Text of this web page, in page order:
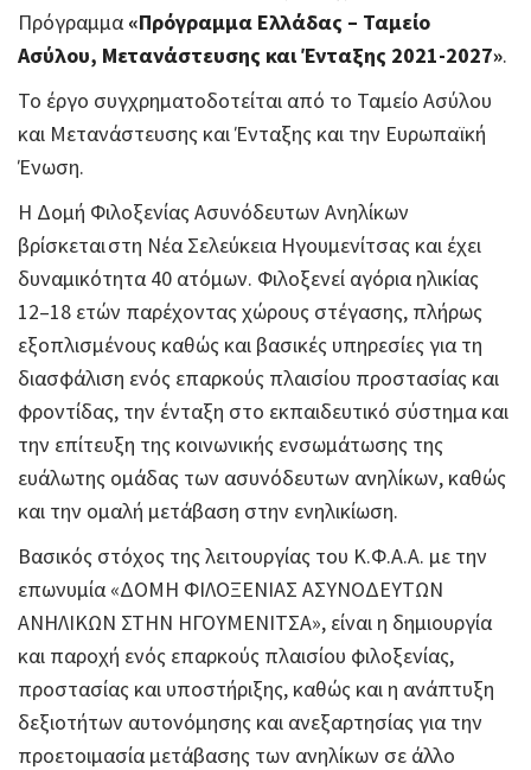
Πρόγραμμα«Πρόγραμμα Ελλάδας – Ταμείο
Ασύλου, Μετανάστευσης και Ένταξης 2021-2027».
Το έργο συγχρηματοδοτείται από το Ταμείο Ασύλου
και Μετανάστευσης και Ένταξης και την Ευρωπαϊκή
Ένωση.
Η Δομή Φιλοξενίας Ασυνόδευτων Ανηλίκων
βρίσκεται στη Νέα Σελεύκεια Ηγουμενίτσας και έχει
δυναμικότητα 40 ατόμων. Φιλοξενεί αγόρια ηλικίας
12–18 ετών παρέχοντας χώρους στέγασης, πλήρως
εξοπλισμένους καθώς και βασικές υπηρεσίες για τη
διασφάλιση ενός επαρκούς πλαισίου προστασίας και
φροντίδας, την ένταξη στο εκπαιδευτικό σύστημα και
την επίτευξη της κοινωνικής ενσωμάτωσης της
ευάλωτης ομάδας των ασυνόδευτων ανηλίκων, καθώς
και την ομαλή μετάβαση στην ενηλικίωση.
Βασικός στόχος της λειτουργίας του Κ.Φ.Α.Α. με την
επωνυμία «ΔΟΜΗ ΦΙΛΟΞΕΝΙΑΣ ΑΣΥΝΟΔΕΥΤΩΝ
ΑΝΗΛΙΚΩΝ ΣΤΗΝ ΗΓΟΥΜΕΝΙΤΣΑ», είναι η δημιουργία
και παροχή ενός επαρκούς πλαισίου φιλοξενίας,
προστασίας και υποστήριξης, καθώς και η ανάπτυξη
δεξιοτήτων αυτονόμησης και ανεξαρτησίας για την
προετοιμασία μετάβασης των ανηλίκων σε άλλο